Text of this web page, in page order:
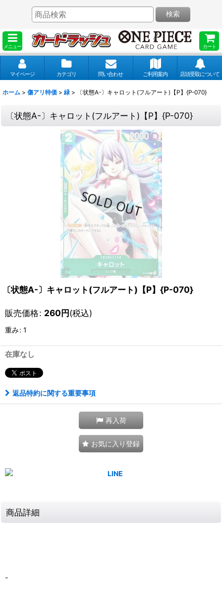
メニュー カート
検索
マイページ カテゴリ 問い合わせ ご利用案内 店頭受取について
ホーム > 傷アリ特価 > 緑 > 〔状態A-〕キャロット(フルアート)【P】{P-070}
〔状態A-〕キャロット(フルアート)【P】{P-070}
〔状態A-〕キャロット(フルアート)【P】{P-070}
販売価格: 260円(税込)
重み: 1
在庫なし
返品特約に関する重要事項
再入荷
お気に入り登録
商品詳細
-